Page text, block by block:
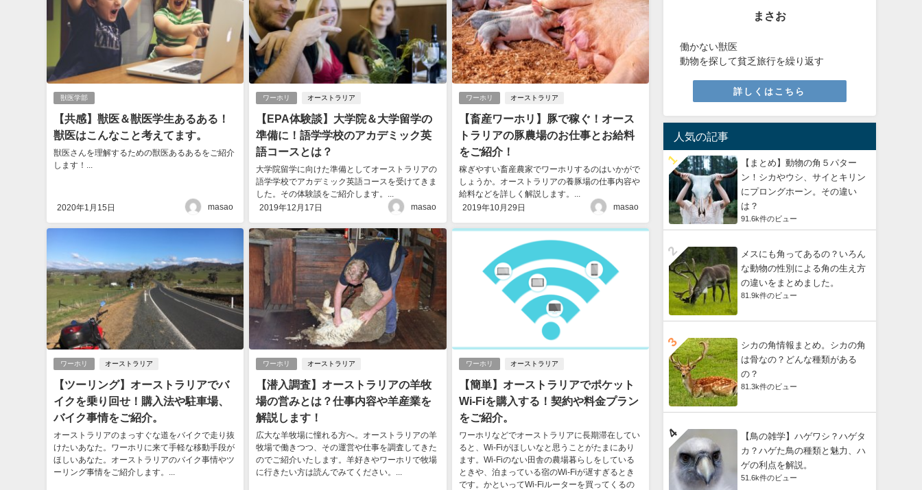
獣医学部
【共感】獣医＆獣医学生あるある！
獣医はこんなこと考えてます。
獣医さんを理解するための獣医あるあるをご紹介
します！...
2020年1月15日 masao
ワーホリ オーストラリア
【EPA体験談】大学院＆大学留学の
準備に！語学学校のアカデミック英
語コースとは？
大学院留学に向けた準備としてオーストラリアの
語学学校でアカデミック英語コースを受けてきま
した。その体験談をご紹介します。...
2019年12月17日
masao
ワーホリ オーストラリア
【畜産ワーホリ】豚で稼ぐ！オース
トラリアの豚農場のお仕事とお給料
をご紹介！
稼ぎやすい畜産農家でワーホリするのはいかがで
しょうか。オーストラリアの養豚場の仕事内容や
給料などを詳しく解説します。...
2019年10月29日
masao
ワーホリ オーストラリア
【ツーリング】オーストラリアでバ
イクを乗り回せ！購入法や駐車場、
バイク事情をご紹介。
オーストラリアのまっすぐな道をバイクで走り抜
けたいあなた。ワーホリに来て手軽な移動手段が
ほしいあなた。オーストラリアのバイク事情やツ
ーリング事情をご紹介します。...
ワーホリ オーストラリア
【潜入調査】オーストラリアの羊牧
場の営みとは？仕事内容や羊産業を
解説します！
広大な羊牧場に憧れる方へ。オーストラリアの羊
牧場で働きつつ、その運営や仕事を調査してきた
のでご紹介いたします。羊好きやワーホリで牧場
に行きたい方は読んでみてください。...
ワーホリ オーストラリア
【簡単】オーストラリアでポケット
Wi-Fiを購入する！契約や料金プラン
をご紹介。
ワーホリなどでオーストラリアに長期滞在してい
ると、Wi-Fiがほしいなと思うことがたまにあり
ます。Wi-Fiのない田舎の農場暮らしをしている
ときや、泊まっている宿のWi-Fiが遅すぎるとき
です。かといってWi-Fiルーターを買ってくるの
まさお
働かない獣医
動物を探して貧乏旅行を繰り返す
詳しくはこちら
人気の記事
【まとめ】動物の角５パター
ン！シカやウシ、サイとキリン
にプロングホーン。その違い
は？
91.6k件のビュー
メスにも角ってあるの？いろん
な動物の性別による角の生え方
の違いをまとめました。
81.9k件のビュー
シカの角情報まとめ。シカの角
は骨なの？どんな種類がある
の？
81.3k件のビュー
【鳥の雑学】ハゲワシ？ハゲタ
カ？ハゲた鳥の種類と魅力、ハ
ゲの利点を解説。
51.6k件のビュー